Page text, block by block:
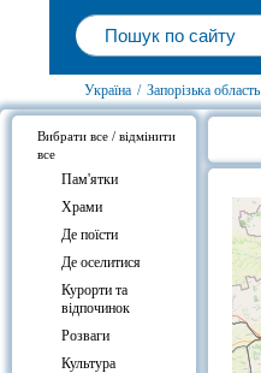
Україна / Запорізька область
Вибрати все / відмінити
все
Пам'ятки
Храми
Де поїсти
Де оселитися
Курорти та
відпочинок
Розваги
Культура